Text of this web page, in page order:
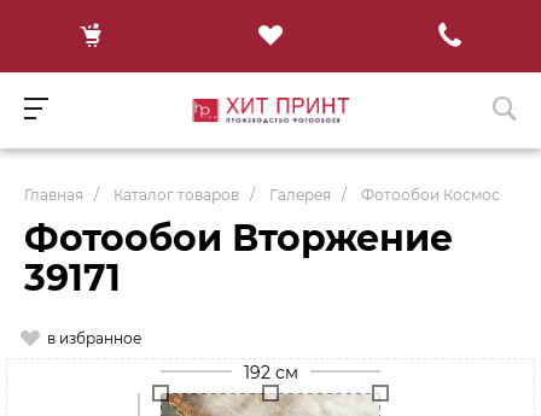
Главная / Каталог товаров / Галерея / Фотообои Космос
Фотообои Вторжение
39171
в избранное
192 см